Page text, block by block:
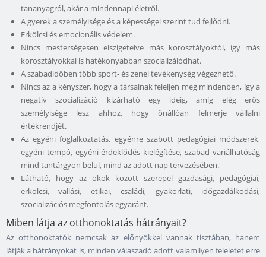
tananyagról, akár a mindennapi életről.
A gyerek a személyisége és a képességei szerint tud fejlődni.
Erkölcsi és emocionális védelem.
Nincs mesterségesen elszigetelve más korosztályoktól, így más
korosztályokkal is hatékonyabban szocializálódhat.
A szabadidőben több sport- és zenei tevékenység végezhető.
Nincs az a kényszer, hogy a társainak feleljen meg mindenben, így a
negatív szocializáció kizárható egy ideig, amíg elég erős
személyisége lesz ahhoz, hogy önállóan felmerje vállalni
értékrendjét.
Az egyéni foglalkoztatás, egyénre szabott pedagógiai módszerek,
egyéni tempó, egyéni érdeklődés kielégítése, szabad variálhatóság
mind tantárgyon belül, mind az adott nap tervezésében.
Látható, hogy az okok között szerepel gazdasági, pedagógiai,
erkölcsi, vallási, etikai, családi, gyakorlati, időgazdálkodási,
szocializációs megfontolás egyaránt.
Miben látja az otthonoktatás hátrányait?
Az otthonoktatók nemcsak az előnyökkel vannak tisztában, hanem
látják a hátrányokat is, minden válaszadó adott valamilyen feleletet erre